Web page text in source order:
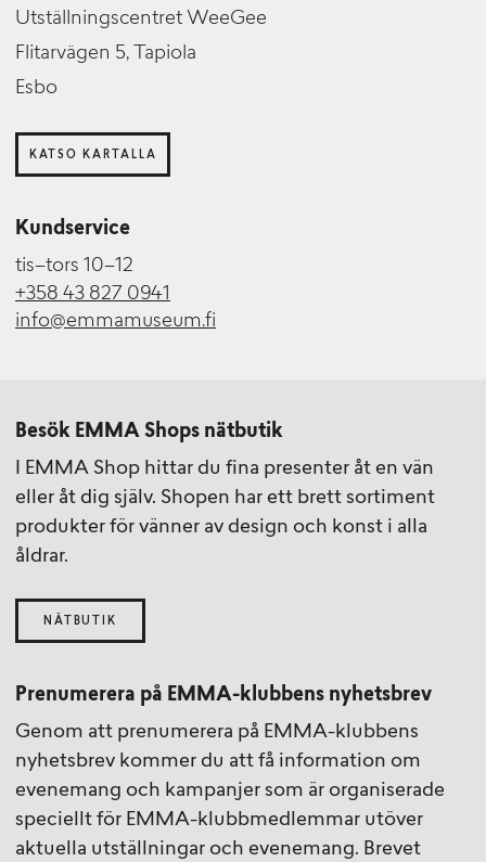
Utställningscentret WeeGee
Flitarvägen 5, Tapiola
Esbo
KATSO KARTALLA
Kundservice
tis–tors 10–12
+358 43 827 0941
info@emmamuseum.fi
Besök EMMA Shops nätbutik
I EMMA Shop hittar du fina presenter åt en vän
eller åt dig själv. Shopen har ett brett sortiment
produkter för vänner av design och konst i alla
åldrar.
NÄTBUTIK
Prenumerera på EMMA-klubbens nyhetsbrev
Genom att prenumerera på EMMA-klubbens
nyhetsbrev kommer du att få information om
evenemang och kampanjer som är organiserade
speciellt för EMMA-klubbmedlemmar utöver
aktuella utställningar och evenemang. Brevet